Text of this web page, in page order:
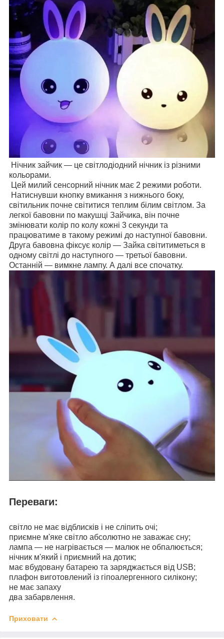
Нічник зайчик — це світлодіодний нічник із різними
кольорами.
Цей милий сенсорний нічник має 2 режими роботи.
Натиснувши кнопку вмикання з нижнього боку,
світильник почне світитися теплим білим світлом. За
легкої бавовни по макушці Зайчика, він почне
змінювати колір по колу кожні 3 секунди та
працюватиме в такому режимі до наступної бавовни.
Друга бавовна фіксує колір — Зайка світитиметься в
одному світлі до наступного — третьої бавовни.
Останній — вимкне лампу. А далі все спочатку.
Переваги:
світло не має відблисків і не сліпить очі;
приємне м'яке світло абсолютно не заважає сну;
лампа — не нагрівається — малюк не обпалюється;
нічник м'який і приємний на дотик;
має вбудовану батарею та заряджається від USB;
плафон виготовлений із гіпоалергенного силікону;
не має запаху
два забарвлення.
Приховати